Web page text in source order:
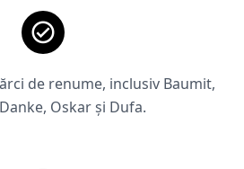
de renume, inclusiv Baumit,
Oskar și Dufa.